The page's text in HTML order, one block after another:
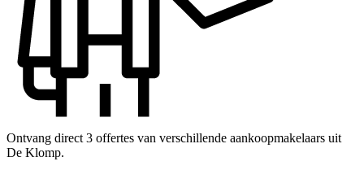
Ontvang direct 3 offertes van verschillende aankoopmakelaars uit
De Klomp.